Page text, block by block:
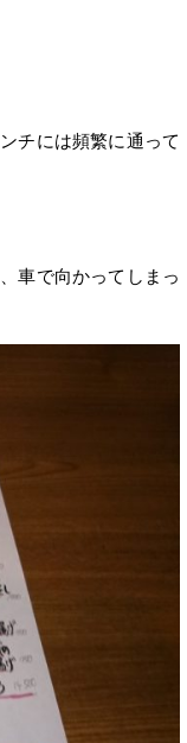
チには頻繁に通って
車で向かってしまっ